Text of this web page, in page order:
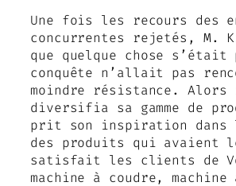
Une fois les recours des
concurrentes rejetés, M.
que quelque chose s’était
conquête n’allait pas
moindre résistance.
diversifia sa gamme de
prit son inspiration dans
des produits qui avaient
satisfait les clients de
machine à coudre,